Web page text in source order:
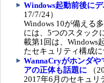
Windows起動前後に
17/7/24）
Windows 10が備える
には、5つのスタック
載第1回は、Windows
たセキュリティ構成に
WannaCryがホンダや
アの正体も話題に （
2017年6月のセキュリ